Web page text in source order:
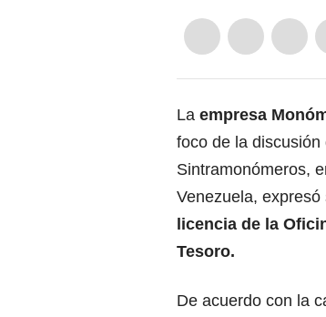
La empresa
foco de la
Sintramonómeros,
Venezuela,
licencia de la
Tesoro.
De acuerdo con la